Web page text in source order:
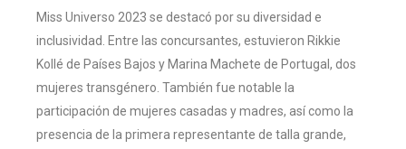
Miss Universo 2023 se destacó por su diversidad e
inclusividad. Entre las concursantes, estuvieron Rikkie
Kollé de Países Bajos y Marina Machete de Portugal, dos
mujeres transgénero. También fue notable la
participación de mujeres casadas y madres, así como la
presencia de la primera representante de talla grande,